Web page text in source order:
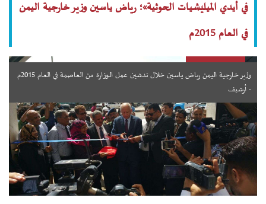
في أيدي الميليشيات الحوثية»؛ رياض ياسين وزير خارجية اليمن
في العام 2015م
وزير خارجية اليمن رياض ياسين خلال تدشين عمل الوزارة من العاصمة في العام 2015م
- أرشيف